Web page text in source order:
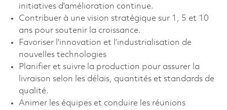
initiatives d'amélioration continue.
Contribuer à une vision stratégique sur 1, 5 et 10
ans pour soutenir la croissance.
Favoriser l'innovation et l’industrialisation de
nouvelles technologies
Planifier et suivre la production pour assurer la
livraison selon les délais, quantités et standards de
qualité.
Animer les équipes et conduire les réunions